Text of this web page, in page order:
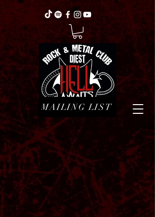
MAILING LIST
Terug naar catalogus